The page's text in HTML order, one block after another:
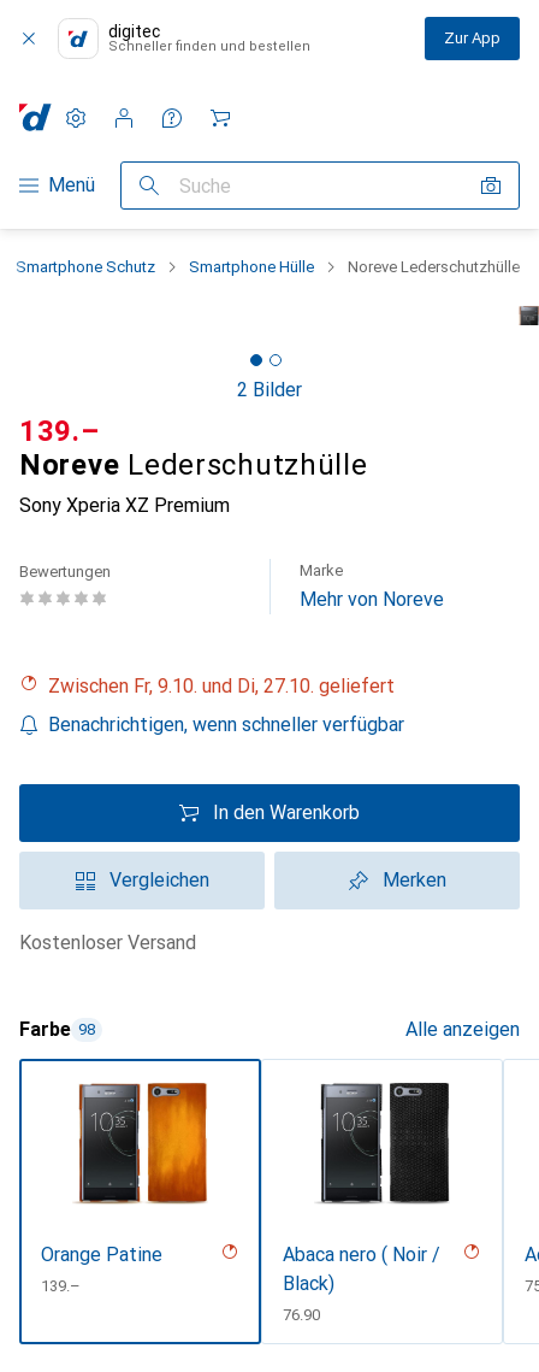
digitec
Schneller finden und bestellen Zur App
Navigation nach Kategorien
Menü Suche
Einstellungen
Kundenkonto
Vergleichslisten
Merklisten
Warenkorb
Smartphone Schutz Smartphone Hülle Noreve Lederschutzhülle
2 Bilder
Noreve Lederschutzhülle
Sony Xperia XZ Premium
CHF
139.–
Bewertungen Marke
Mehr von Noreve
Zwischen Fr, 9.10. und Di, 27.10. geliefert
Benachrichtigen, wenn schneller verfügbar
In den Warenkorb
Vergleichen Merken
kostenloser Versand
Farbe 98 Alle anzeigen
Orange Patine
CHF
139.–
Abaca nero ( Noir /
Black)
CHF
76.90